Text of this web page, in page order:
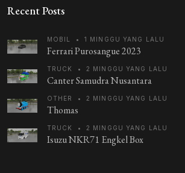
Recent Posts
MOBIL • 1 MINGGU YANG LALU
Ferrari Purosangue 2023
TRUCK • 2 MINGGU YANG LALU
Canter Samudra Nusantara
OTHER • 2 MINGGU YANG LALU
Thomas
TRUCK • 2 MINGGU YANG LALU
Isuzu NKR71 Engkel Box